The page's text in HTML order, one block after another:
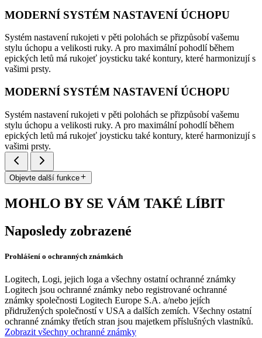
MODERNÍ SYSTÉM NASTAVENÍ ÚCHOPU
Systém nastavení rukojeti v pěti polohách se přizpůsobí vašemu
stylu úchopu a velikosti ruky. A pro maximální pohodlí během
epických letů má rukojeť joysticku také kontury, které harmonizují s
vašimi prsty.
MODERNÍ SYSTÉM NASTAVENÍ ÚCHOPU
Systém nastavení rukojeti v pěti polohách se přizpůsobí vašemu
stylu úchopu a velikosti ruky. A pro maximální pohodlí během
epických letů má rukojeť joysticku také kontury, které harmonizují s
vašimi prsty.
Objevte další funkce
MOHLO BY SE VÁM TAKÉ LÍBIT
Naposledy zobrazené
Prohlášení o ochranných známkách
Logitech, Logi, jejich loga a všechny ostatní ochranné známky
Logitech jsou ochranné známky nebo registrované ochranné
známky společnosti Logitech Europe S.A. a/nebo jejích
přidružených společností v USA a dalších zemích. Všechny ostatní
ochranné známky třetích stran jsou majetkem příslušných vlastníků.
Zobrazit všechny ochranné známky